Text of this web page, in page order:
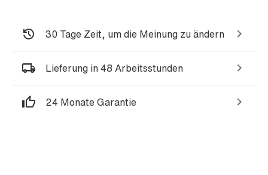
30 Tage Zeit, um die Meinung zu ändern
Lieferung in 48 Arbeitsstunden
24 Monate Garantie